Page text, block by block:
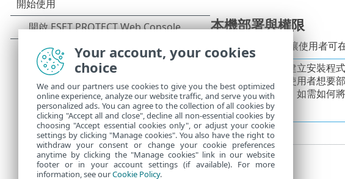
本機部署與權限
如需更多有關如何讓使用者
請記住，在建立安裝程
群組。如果使用者想
派給使用者。如需如何
清單。
Your account, your cookies
choice
We and our partners use cookies to give you the best optimized
online experience, analyze our website traffic, and serve you with
personalized ads. You can agree to the collection of all cookies by
clicking "Accept all and close", decline all non-essential cookies by
choosing "Accept essential cookies only", or adjust your cookie
settings by clicking "Manage cookies". You also have the right to
withdraw your consent or change your cookie preferences
anytime by clicking the "Manage cookies" link in our website
footer or in your account settings (if available). For more
information, see ourCookie Policy.